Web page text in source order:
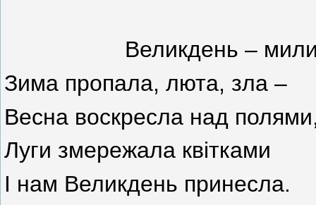
Великдень – милий
Зима пропала, люта, зла –
Весна воскресла над
Луги змережала квітками
І нам Великдень принесла.